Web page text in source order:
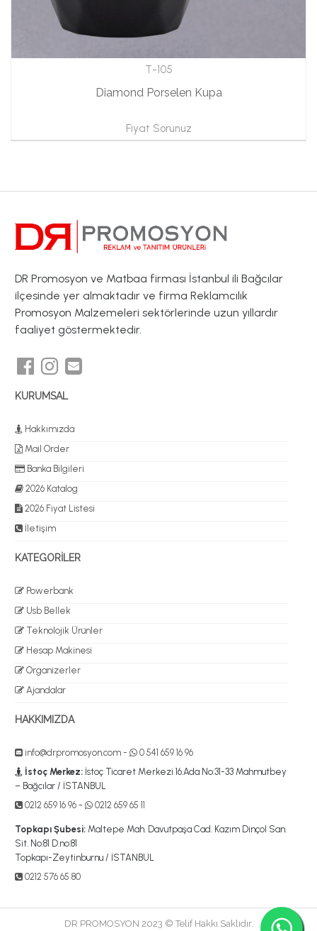
T-105
Diamond Porselen Kupa
Fiyat Sorunuz
DR Promosyon ve Matbaa firması İstanbul ili Bağcılar
ilçesinde yer almaktadır ve firma Reklamcılık
Promosyon Malzemeleri sektörlerinde uzun yıllardır
faaliyet göstermektedir.
KURUMSAL
Hakkımızda
Mail Order
Banka Bilgileri
2026 Katalog
2026 Fiyat Listesi
İletişim
KATEGORİLER
Powerbank
Usb Bellek
Teknolojik Ürünler
Hesap Makinesi
Organizerler
Ajandalar
HAKKIMIZDA
info@drpromosyon.com -
0 541 659 16 96
İstoç Merkez: İstoç Ticaret Merkezi 16.Ada No:31-33 Mahmutbey
– Bağcılar / İSTANBUL
0212 659 16 96 - 0212 659 65 11
Topkapı Şubesi: Maltepe Mah. Davutpaşa Cad. Kazım Dinçol San.
Sit. No:81 D.no:81
Topkapı-Zeytinburnu / İSTANBUL
0212 576 65 80
DR PROMOSYON 2023 © Telif Hakkı Saklıdır.